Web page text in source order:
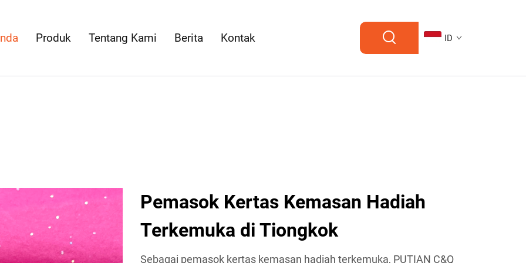
Produk Tentang Kami Berita Kontak ID
Pemasok Kertas Kemasan Hadiah
Terkemuka di Tiongkok
Sebagai pemasok kertas kemasan hadiah terkemuka, PUTIAN C&Q